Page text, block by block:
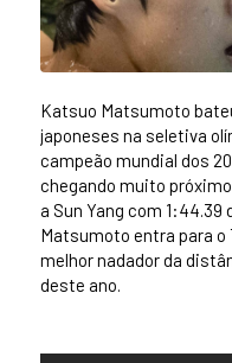
Katsuo Matsumoto
japoneses na seletiva
campeão mundial dos
chegando muito
a Sun Yang com 1:44.39
Matsumoto entra para o
melhor nadador da
deste ano.